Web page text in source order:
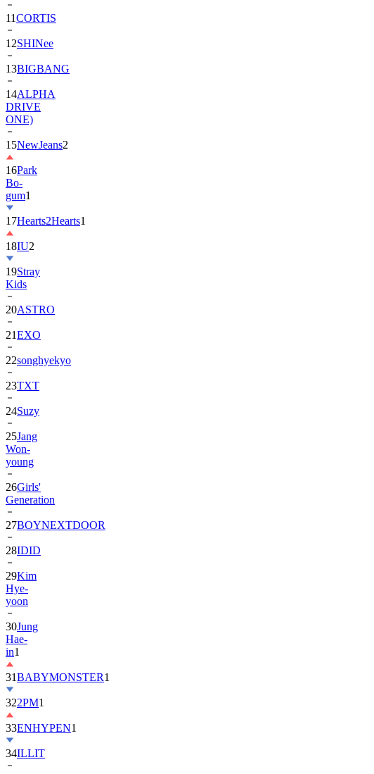
12SHINee
13BIGBANG
14ALPHA
DRIVE
ONE)
15NewJeans
16Park
Bo-
gum1
17Hearts2Hearts
18IU2
19Stray
Kids
20ASTRO
21EXO
22songhyekyo
23TXT
24Suzy
25Jang
Won-
young
26Girls'
Generation
27BOYNEXTDOOR
28IDID
29Kim
Hye-
yoon
30Jung
Hae-
in1
31BABYMONSTER
322PM1
33ENHYPEN
34ILLIT
35ATEEZ